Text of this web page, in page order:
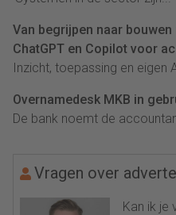
Van begrijpen naar bouwen
ChatGPT en Copilot voor
Inzicht, toepassing en eigen
Overnamedesk MKB in
De bank noemt de
Vragen over
Kan ik je